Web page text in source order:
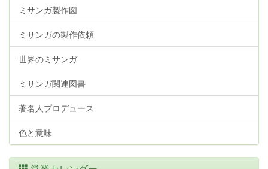
ミサンガ製作図
ミサンガの製作依頼
世界のミサンガ
ミサンガ関連図書
著名人プロデュース
色と意味